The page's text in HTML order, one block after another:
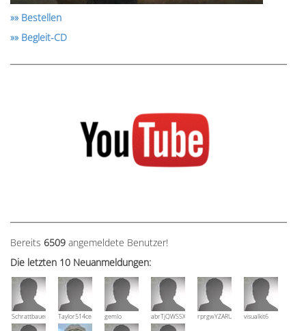
»» Bestellen
»» Begleit-CD
Bereits 6509 angemeldete Benutzer!
Die letzten 10 Neuanmeldungen:
Schrattbauer Taylor514ce gemlo abrTjQWSSXuVznPolErprgwYZARUTZQyCWESpD
visualkit6